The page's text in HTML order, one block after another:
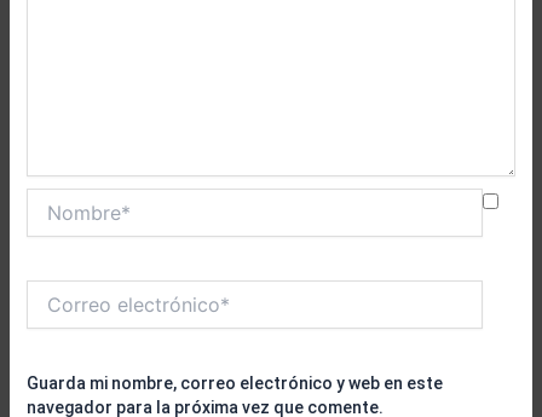
electrónico*
Guarda mi nombre, correo electrónico y web en este
navegador para la próxima vez que comente.